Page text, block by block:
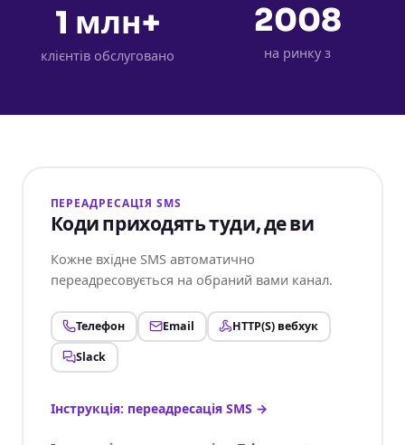
1 млн+
клієнтів обслуговано
2008
на ринку з
ПЕРЕАДРЕСАЦІЯ SMS
Коди приходять туди, де ви
Кожне вхідне SMS автоматично
переадресовується на обраний вами канал.
Телефон Email
HTTP(S) вебхук
Slack
Інструкція: переадресація SMS →